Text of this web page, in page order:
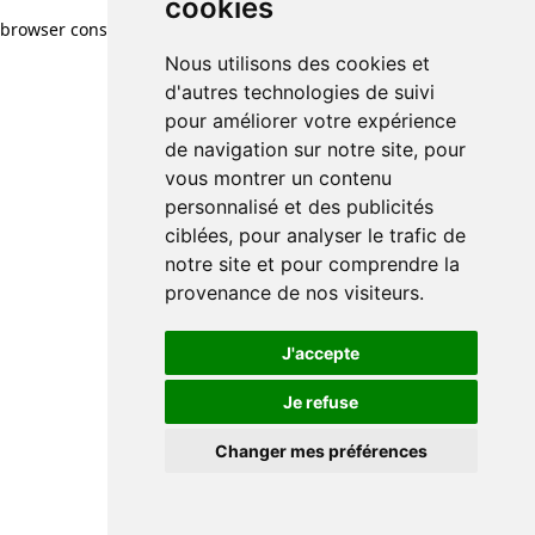
cookies
Nous utilisons des cookies et
d'autres technologies de suivi
pour améliorer votre expérience
de navigation sur notre site, pour
vous montrer un contenu
personnalisé et des publicités
ciblées, pour analyser le trafic de
notre site et pour comprendre la
provenance de nos visiteurs.
J'accepte
Je refuse
Changer mes préférences
browser console for more information)